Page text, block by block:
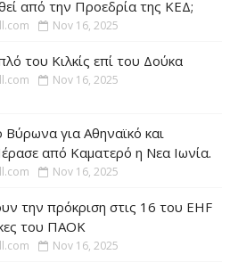
από την Προεδρία της ΚΕΔ;
Nov 16, 2025
του Κιλκίς επί του Δούκα
Nov 16, 2025
Βύρωνα για Αθηναϊκό και
από Καματερό η Νεα Ιωνία.
Nov 16, 2025
την πρόκριση στις 16 του EHF
του ΠΑΟΚ
Nov 16, 2025